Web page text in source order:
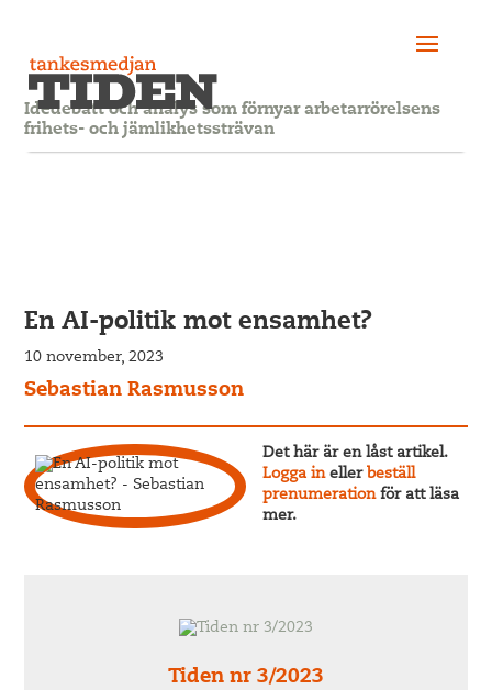
Idédebatt och analys som förnyar arbetarrörelsens
frihets- och jämlikhetssträvan
En AI-politik mot ensamhet?
10 november, 2023
Sebastian Rasmusson
Det här är en låst artikel.
Logga ineller beställ
prenumerationför att läsa
mer.
Tiden nr 3/2023